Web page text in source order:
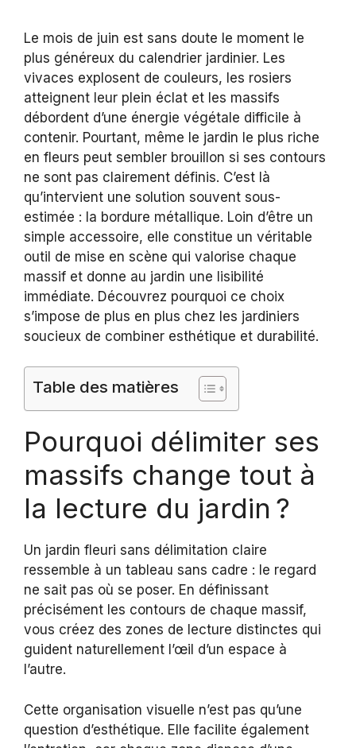
Le mois de juin est sans doute le moment le
plus généreux du calendrier jardinier. Les
vivaces explosent de couleurs, les rosiers
atteignent leur plein éclat et les massifs
débordent d’une énergie végétale difficile à
contenir. Pourtant, même le jardin le plus riche
en fleurs peut sembler brouillon si ses contours
ne sont pas clairement définis. C’est là
qu’intervient une solution souvent sous-
estimée : la bordure métallique. Loin d’être un
simple accessoire, elle constitue un véritable
outil de mise en scène qui valorise chaque
massif et donne au jardin une lisibilité
immédiate. Découvrez pourquoi ce choix
s’impose de plus en plus chez les jardiniers
soucieux de combiner esthétique et durabilité.
Table des matières
Pourquoi délimiter ses
massifs change tout à
la lecture du jardin ?
Un jardin fleuri sans délimitation claire
ressemble à un tableau sans cadre : le regard
ne sait pas où se poser. En définissant
précisément les contours de chaque massif,
vous créez des zones de lecture distinctes qui
guident naturellement l’œil d’un espace à
l’autre.
Cette organisation visuelle n’est pas qu’une
question d’esthétique. Elle facilite également